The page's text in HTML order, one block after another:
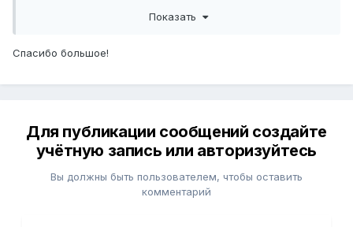
течении, как правило, малоэффективны. Обращение к
подтверждения диагноза и подбора терапии; наилучший
выраженном нарушении качества жизни,
Транскраниальная магнитная стимуляция, в нашей
клинике проводится лечебный комплекс аппаратного
лечения при данном заболевании ). Прогноз чаще
благоприятный, у многих подростков тики со временем
Показать
Спасибо большое!
Для публикации сообщений создайте
учётную запись или авторизуйтесь
Вы должны быть пользователем, чтобы оставить
комментарий